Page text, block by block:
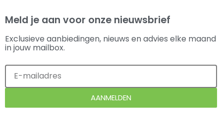
Meld je aan voor onze nieuwsbrief
Exclusieve aanbiedingen, nieuws en advies elke maand
in jouw mailbox.
AANMELDEN